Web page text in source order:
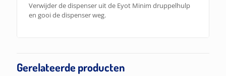
Verwijder de dispenser uit de Eyot Minim druppelhulp
en gooi de dispenser weg.
Gerelateerde producten